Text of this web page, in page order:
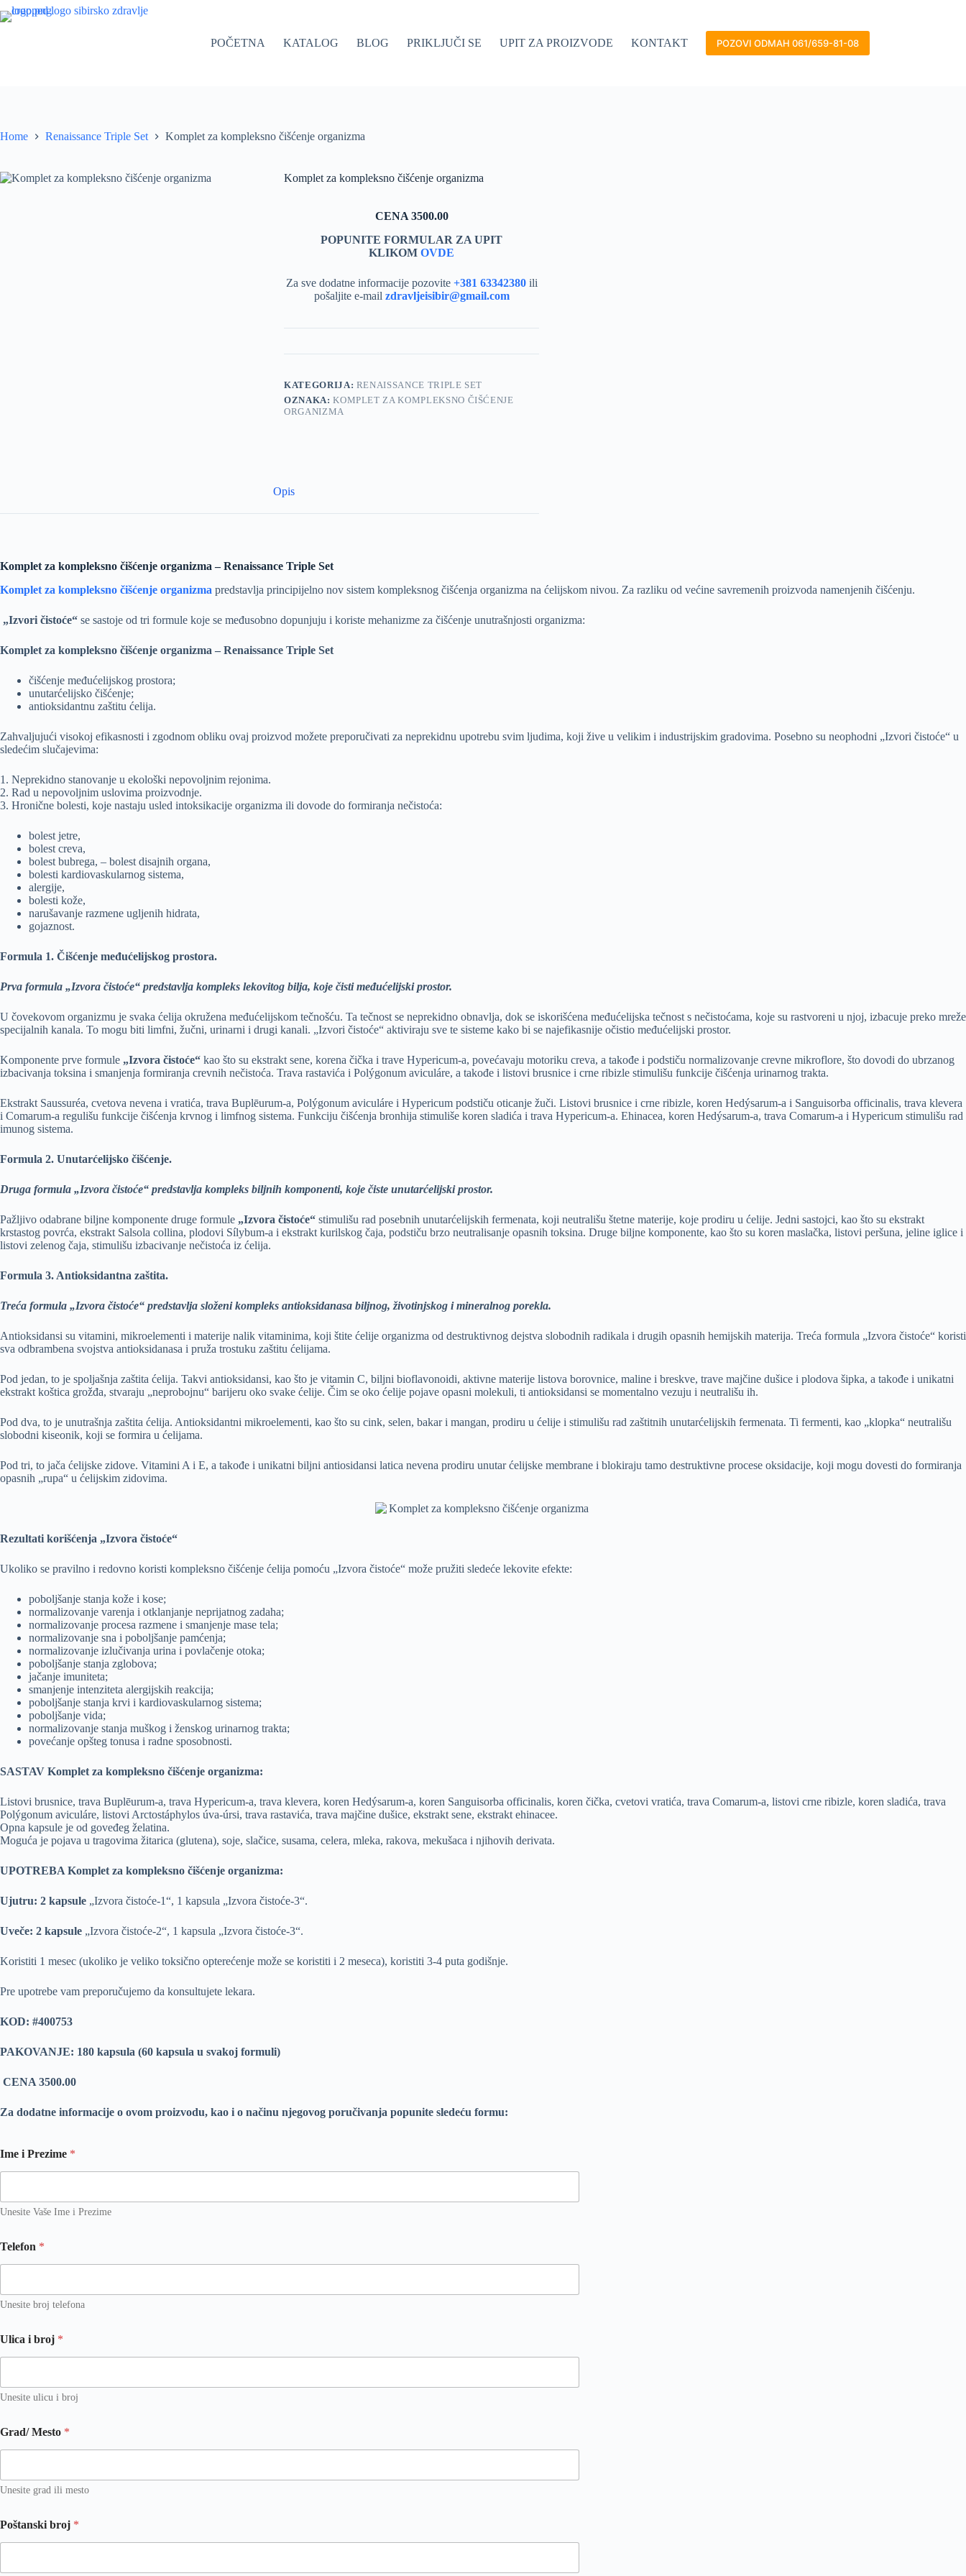
Skip
to
POČETNA
KATALOG BLOG PRIKLJUČI SE UPIT ZA PROIZVODE KONTAKT POZOVI ODMAH 061/659-81-08
Home Renaissance Triple Set Komplet za kompleksno čišćenje organizma
Komplet za kompleksno čišćenje organizma
CENA 3500.00
POPUNITE FORMULAR ZA UPIT
KLIKOM OVDE
Za sve dodatne informacije pozovite +381 63342380 ili
pošaljite e-mail zdravljeisibir@gmail.com
KATEGORIJA: RENAISSANCE TRIPLE SET
OZNAKA:KOMPLET ZA KOMPLEKSNO ČIŠĆENJE
ORGANIZMA
Opis
Komplet za kompleksno čišćenje organizma – Renaissance Triple Set
Komplet za kompleksno čišćenje organizma predstavlja principijelno nov sistem kompleksnog čišćenja organizma na ćelijskom nivou. Za razliku od većine savremenih proizvoda namenjenih čišćenju.
„Izvori čistoće“ se sastoje od tri formule koje se međusobno dopunjuju i koriste mehanizme za čišćenje unutrašnjosti organizma:
Komplet za kompleksno čišćenje organizma – Renaissance Triple Set
čišćenje međućelijskog prostora;
unutarćelijsko čišćenje;
antioksidantnu zaštitu ćelija.
Zahvaljujući visokoj efikasnosti i zgodnom obliku ovaj proizvod možete preporučivati za neprekidnu upotrebu svim ljudima, koji žive u velikim i industrijskim gradovima. Posebno su neophodni „Izvori čistoće“ u
sledećim slučajevima:
1. Neprekidno stanovanje u ekološki nepovoljnim rejonima.
2. Rad u nepovoljnim uslovima proizvodnje.
3. Hronične bolesti, koje nastaju usled intoksikacije organizma ili dovode do formiranja nečistoća:
bolest jetre,
bolest creva,
bolest bubrega, – bolest disajnih organa,
bolesti kardiovaskularnog sistema,
alergije,
bolesti kože,
narušavanje razmene ugljenih hidrata,
gojaznost.
Formula 1. Čišćenje međućelijskog prostora.
Prva formula „Izvora čistoće“ predstavlja kompleks lekovitog bilja, koje čisti međućelijski prostor.
U čovekovom organizmu je svaka ćelija okružena međućelijskom tečnošću. Ta tečnost se neprekidno obnavlja, dok se iskorišćena međućelijska tečnost s nečistoćama, koje su rastvoreni u njoj, izbacuje preko mreže
specijalnih kanala. To mogu biti limfni, žučni, urinarni i drugi kanali. „Izvori čistoće“ aktiviraju sve te sisteme kako bi se najefikasnije očistio međućelijski prostor.
Komponente prve formule „Izvora čistoće“ kao što su ekstrakt sene, korena čička i trave Hypericum-a, povećavaju motoriku creva, a takođe i podstiču normalizovanje crevne mikroflore, što dovodi do ubrzanog
izbacivanja toksina i smanjenja formiranja crevnih nečistoća. Trava rastavića i Polýgonum aviculáre, a takođe i listovi brusnice i crne ribizle stimulišu funkcije čišćenja urinarnog trakta.
Ekstrakt Saussuréa, cvetova nevena i vratića, trava Buplēurum-a, Polýgonum aviculáre i Hypericum podstiču oticanje žuči. Listovi brusnice i crne ribizle, koren Hedýsarum-a i Sanguisorba officinalis, trava klevera
i Comarum-a regulišu funkcije čišćenja krvnog i limfnog sistema. Funkciju čišćenja bronhija stimuliše koren sladića i trava Hypericum-a. Ehinacea, koren Hedýsarum-a, trava Comarum-a i Hypericum stimulišu rad
imunog sistema.
Formula 2. Unutarćelijsko čišćenje.
Druga formula „Izvora čistoće“ predstavlja kompleks biljnih komponenti, koje čiste unutarćelijski prostor.
Pažljivo odabrane biljne komponente druge formule „Izvora čistoće“ stimulišu rad posebnih unutarćelijskih fermenata, koji neutrališu štetne materije, koje prodiru u ćelije. Jedni sastojci, kao što su ekstrakt
krstastog povrća, ekstrakt Salsola collina, plodovi Sílybum-a i ekstrakt kurilskog čaja, podstiču brzo neutralisanje opasnih toksina. Druge biljne komponente, kao što su koren maslačka, listovi peršuna, jeline iglice i
listovi zelenog čaja, stimulišu izbacivanje nečistoća iz ćelija.
Formula 3. Antioksidantna zaštita.
Treća formula „Izvora čistoće“ predstavlja složeni kompleks antioksidanasa biljnog, životinjskog i mineralnog porekla.
Antioksidansi su vitamini, mikroelementi i materije nalik vitaminima, koji štite ćelije organizma od destruktivnog dejstva slobodnih radikala i drugih opasnih hemijskih materija. Treća formula „Izvora čistoće“ koristi
sva odbrambena svojstva antioksidanasa i pruža trostuku zaštitu ćelijama.
Pod jedan, to je spoljašnja zaštita ćelija. Takvi antioksidansi, kao što je vitamin C, biljni bioflavonoidi, aktivne materije listova borovnice, maline i breskve, trave majčine dušice i plodova šipka, a takođe i unikatni
ekstrakt koštica grožđa, stvaraju „neprobojnu“ barijeru oko svake ćelije. Čim se oko ćelije pojave opasni molekuli, ti antioksidansi se momentalno vezuju i neutrališu ih.
Pod dva, to je unutrašnja zaštita ćelija. Antioksidantni mikroelementi, kao što su cink, selen, bakar i mangan, prodiru u ćelije i stimulišu rad zaštitnih unutarćelijskih fermenata. Ti fermenti, kao „klopka“ neutrališu
slobodni kiseonik, koji se formira u ćelijama.
Pod tri, to jača ćelijske zidove. Vitamini A i E, a takođe i unikatni biljni antiosidansi latica nevena prodiru unutar ćelijske membrane i blokiraju tamo destruktivne procese oksidacije, koji mogu dovesti do formiranja
opasnih „rupa“ u ćelijskim zidovima.
Rezultati korišćenja „Izvora čistoće“
Ukoliko se pravilno i redovno koristi kompleksno čišćenje ćelija pomoću „Izvora čistoće“ može pružiti sledeće lekovite efekte:
poboljšanje stanja kože i kose;
normalizovanje varenja i otklanjanje neprijatnog zadaha;
normalizovanje procesa razmene i smanjenje mase tela;
normalizovanje sna i poboljšanje pamćenja;
normalizovanje izlučivanja urina i povlačenje otoka;
poboljšanje stanja zglobova;
jačanje imuniteta;
smanjenje intenziteta alergijskih reakcija;
poboljšanje stanja krvi i kardiovaskularnog sistema;
poboljšanje vida;
normalizovanje stanja muškog i ženskog urinarnog trakta;
povećanje opšteg tonusa i radne sposobnosti.
SASTAV Komplet za kompleksno čišćenje organizma:
Listovi brusnice, trava Buplēurum-a, trava Hypericum-a, trava klevera, koren Hedýsarum-a, koren Sanguisorba officinalis, koren čička, cvetovi vratića, trava Comarum-a, listovi crne ribizle, koren sladića, trava
Polýgonum aviculáre, listovi Arctostáphylos úva-úrsi, trava rastavića, trava majčine dušice, ekstrakt sene, ekstrakt ehinacee.
Opna kapsule je od goveđeg želatina.
Moguća je pojava u tragovima žitarica (glutena), soje, slačice, susama, celera, mleka, rakova, mekušaca i njihovih derivata.
UPOTREBA Komplet za kompleksno čišćenje organizma:
Ujutru: 2 kapsule „Izvora čistoće-1“, 1 kapsula „Izvora čistoće-3“.
Uveče: 2 kapsule „Izvora čistoće-2“, 1 kapsula „Izvora čistoće-3“.
Koristiti 1 mesec (ukoliko je veliko toksično opterećenje može se koristiti i 2 meseca), koristiti 3-4 puta godišnje.
Pre upotrebe vam preporučujemo da konsultujete lekara.
KOD: #400753
PAKOVANJE: 180 kapsula (60 kapsula u svakoj formuli)
CENA 3500.00
Za dodatne informacije o ovom proizvodu, kao i o načinu njegovog poručivanja popunite sledeću formu:
Ime i Prezime *
Unesite Vaše Ime i Prezime
Telefon *
Unesite broj telefona
Ulica i broj *
Unesite ulicu i broj
Grad/ Mesto *
Unesite grad ili mesto
Poštanski broj *